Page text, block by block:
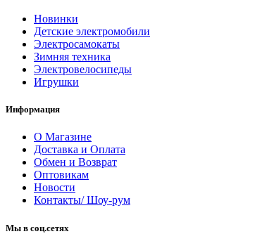
Новинки
Детские электромобили
Электросамокаты
Зимняя техника
Электровелосипеды
Игрушки
Информация
О Магазине
Доставка и Оплата
Обмен и Возврат
Оптовикам
Новости
Контакты/ Шоу-рум
Мы в соц.сетях